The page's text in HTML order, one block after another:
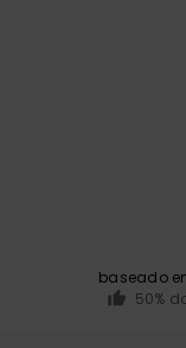
baseado
50%